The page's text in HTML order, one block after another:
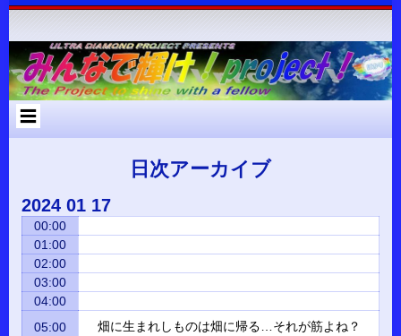
コ
ン
ツ
へ
ス
Skip
POSTS-
2
Skip
COMMENTS-
2
Skip
2
Skip
2
Skip
2
Skip
2
Skip
2
Skip
2
Skip
3
Skip
2
Skip
2
Skip
3
Skip
3
日次アーカイブ
2024 01 17
00:00
01:00
02:00
03:00
04:00
05:00
畑に生まれしものは畑に帰る…それが筋よね？